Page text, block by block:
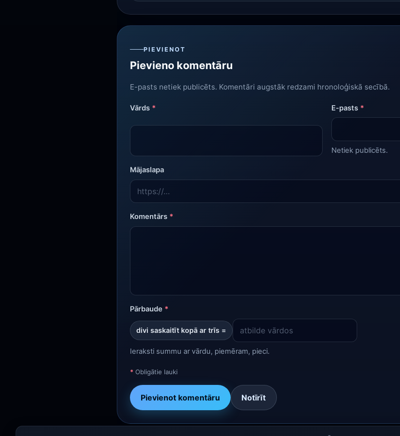
PIEVIENOT
Pievieno komentāru
E-pasts netiek publicēts. Komentāri augstāk redzami hronoloģiskā secībā.
Vārds * E-pasts *
Netiek publicēts.
Mājaslapa
Komentārs *
Pārbaude *
divi saskaitīt kopā ar trīs =
Ieraksti summu ar vārdu, piemēram, pieci.
* Obligātie lauki
Pievienot komentāru Notīrīt